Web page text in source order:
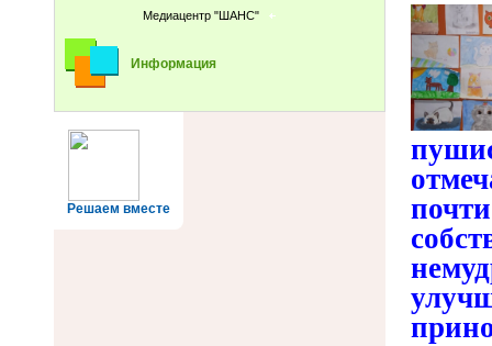
Медиацентр "ШАНС"
Информация
Решаем вместе